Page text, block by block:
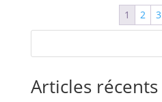
1 2 3
Articles récents